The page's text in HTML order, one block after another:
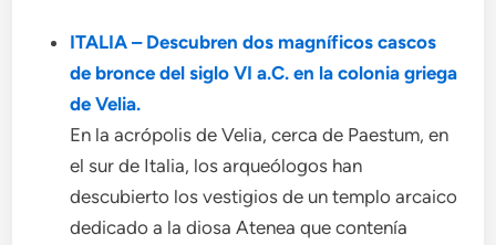
ITALIA – Descubren dos magníficos cascos
de bronce del siglo VI a.C. en la colonia griega
de Velia.
En la acrópolis de Velia, cerca de Paestum, en
el sur de Italia, los arqueólogos han
descubierto los vestigios de un templo arcaico
dedicado a la diosa Atenea que contenía